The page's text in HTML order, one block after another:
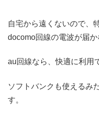
自宅から遠くないので、
docomo回線の電波が届か
au回線なら、快適に利用
ソフトバンクも使えるみ
す。